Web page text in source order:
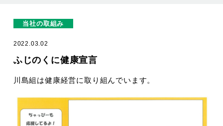
当社の取組み
2022.03.02
ふじのくに健康宣言
川島組は健康経営に取り組んでいます。